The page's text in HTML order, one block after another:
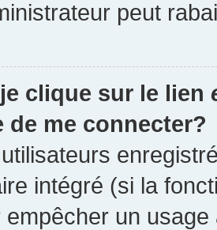
peut
clique sur le lien
de me connecter?
intégré (si la
empêcher un